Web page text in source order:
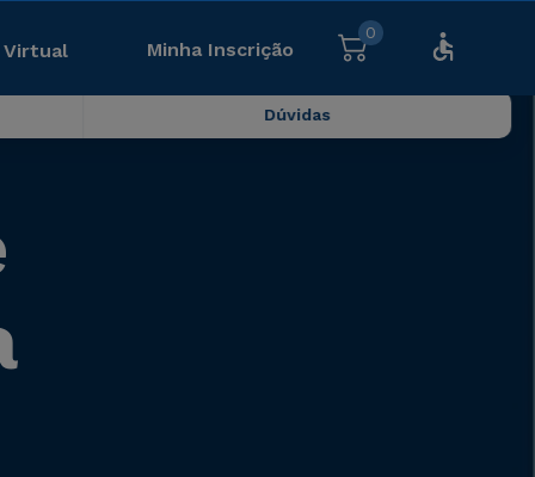
Virtual Minha Inscrição
0
Dúvidas